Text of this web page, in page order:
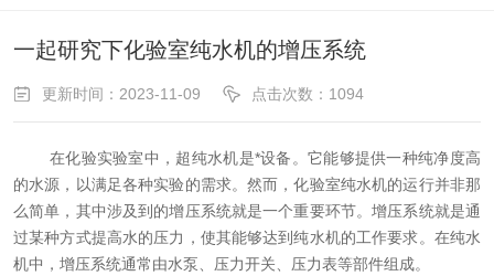
成功案例
在线留言
联系我们
一起研究下化验室纯水机的增压系统
更新时间：2023-11-09 点击次数：1094
在化验实验室中，超纯水机是*设备。它能够提供一种纯净度高
的水源，以满足各种实验的需求。然而，化验室纯水机的运行并非那
么简单，其中涉及到的增压系统就是一个重要环节。增压系统就是通
过某种方式提高水的压力，使其能够达到纯水机的工作要求。在纯水
机中，增压系统通常由水泵、压力开关、压力表等部件组成。